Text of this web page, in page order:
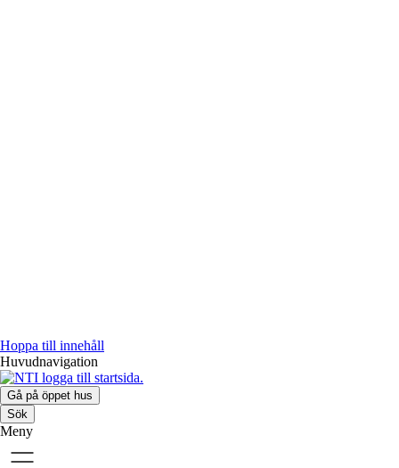
Hoppa till innehåll
Huvudnavigation
Gå på öppet hus
Sök
Meny